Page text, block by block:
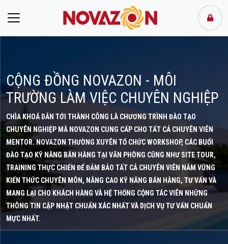
CỘNG ĐỒNG NOVAZON - MÔI
TRƯỜNG LÀM VIỆC CHUYÊN NGHIỆP
CHÌA KHOÁ DẪN TỚI THÀNH CÔNG LÀ CHƯƠNG TRÌNH ĐÀO TẠO
CHUYÊN NGHIỆP MÀ NOVAZON CUNG CẤP CHO TẤT CẢ CHUYÊN VIÊN
MENTOR. NOVAZON THƯỜNG XUYÊN TỔ CHỨC WORKSHOP, CÁC BUỔI
ĐÀO TẠO KỸ NĂNG BÁN HÀNG TẠI VĂN PHÒNG CŨNG NHƯ SITE TOUR,
TRAINING THỰC CHIẾN ĐỂ ĐẢM BẢO TẤT CẢ CHUYÊN VIÊN NẮM VỮNG
KIẾN THỨC CHUYÊN MÔN, NÂNG CAO KỸ NĂNG BÁN HÀNG, TƯ VẤN VÀ
MANG LẠI CHO KHÁCH HÀNG VÀ HỆ THỐNG CỘNG TÁC VIÊN NHỮNG
THÔNG TIN CẬP NHẬT CHUẨN XÁC NHẤT VÀ DỊCH VỤ TƯ VẤN CHUẨN
MỰC NHẤT.